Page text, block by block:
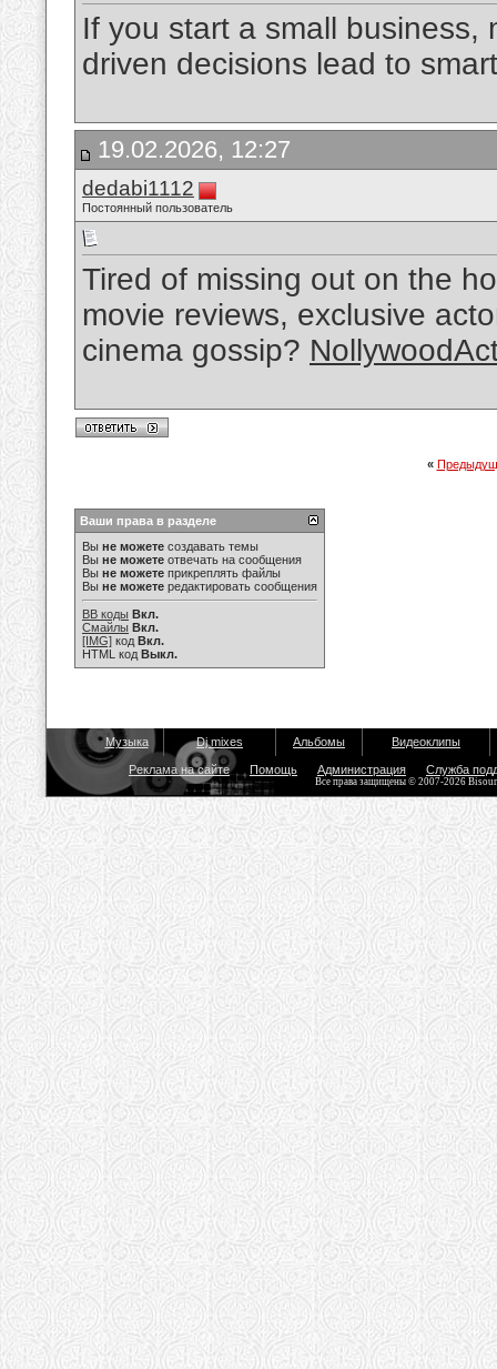
If you start a small business,
driven decisions lead to
19.02.2026, 12:27
dedabi1112
Постоянный пользователь
Tired of missing out on the
movie reviews, exclusive
cinema gossip?
«
Ваши права в разделе
Вы не можете создавать темы
Вы не можете отвечать на сообщения
Вы не можете прикреплять файлы
Вы не можете редактировать сообщения
BB коды Вкл.
Смайлы Вкл.
[IMG] код Вкл.
HTML код Выкл.
Музыка Dj mixes Альбомы Видеоклипы
Реклама на сайте Помощь Администрация Служба
Все права защищены © 2007-2026